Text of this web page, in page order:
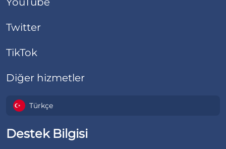
Twitter
TikTok
Diğer hizmetler
Türkçe
Destek Bilgisi